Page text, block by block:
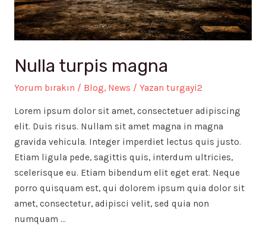
Nulla turpis magna
Yorum bırakın / Blog, News / Yazan turgayi2
Lorem ipsum dolor sit amet, consectetuer adipiscing
elit. Duis risus. Nullam sit amet magna in magna
gravida vehicula. Integer imperdiet lectus quis justo.
Etiam ligula pede, sagittis quis, interdum ultricies,
scelerisque eu. Etiam bibendum elit eget erat. Neque
porro quisquam est, qui dolorem ipsum quia dolor sit
amet, consectetur, adipisci velit, sed quia non
numquam …